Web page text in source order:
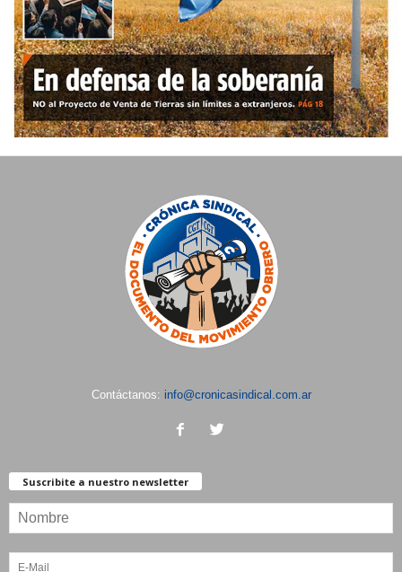
Contáctanos: info@cronicasindical.com.ar
Suscribite a nuestro newsletter